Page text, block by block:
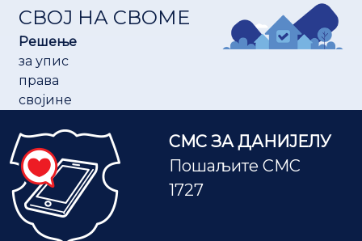
СВОЈ НА СВОМЕ
Решење
за упис
права
својине
СМС ЗА ДАНИЈЕЛУ
Пошаљите СМС
1727